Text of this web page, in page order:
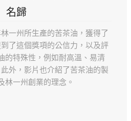
名歸
一州所生產的苦茶油，獲得了
了這個獎項的公信力，以及評
的特殊性，例如耐高溫、易清
外，影片也介紹了苦茶油的製
林一州創業的理念。